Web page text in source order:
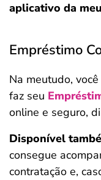
aplicativo da
Empréstimo
Na meutudo,
faz seu
online e seguro,
Disponível
consegue
contratação e,